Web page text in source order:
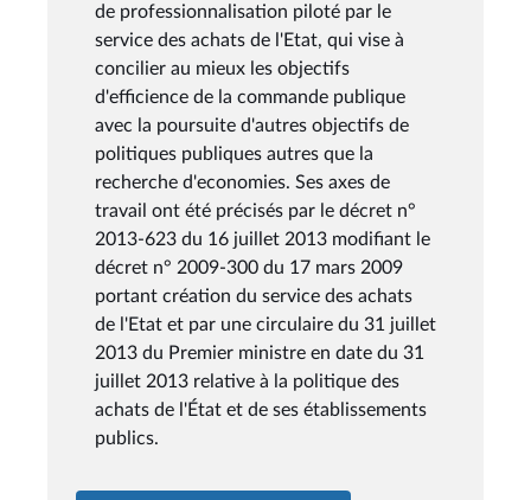
de professionnalisation piloté par le
service des achats de l'Etat, qui vise à
concilier au mieux les objectifs
d'efficience de la commande publique
avec la poursuite d'autres objectifs de
politiques publiques autres que la
recherche d'economies. Ses axes de
travail ont été précisés par le décret n°
2013-623 du 16 juillet 2013 modifiant le
décret n° 2009-300 du 17 mars 2009
portant création du service des achats
de l'Etat et par une circulaire du 31 juillet
2013 du Premier ministre en date du 31
juillet 2013 relative à la politique des
achats de l'État et de ses établissements
publics.